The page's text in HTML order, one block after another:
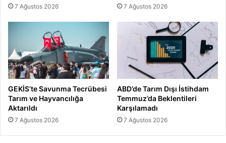
7 Ağustos 2026 7 Ağustos 2026
GEKİS’te Savunma Tecrübesi
Tarım ve Hayvancılığa
Aktarıldı
7 Ağustos 2026
ABD’de Tarım Dışı İstihdam
Temmuz’da Beklentileri
Karşılamadı
7 Ağustos 2026